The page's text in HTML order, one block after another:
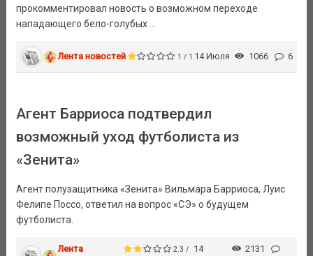
прокомментировал новость о возможном переходе
нападающего бело-голубых ...
Лента новостей 1 / 1 14 Июля 1066 6
Агент Барриоса подтвердил
возможный уход футболиста из
«Зенита»
Агент полузащитника «Зенита» Вильмара Барриоса, Луис
Фелипе Поссо, ответил на вопрос «СЭ» о будущем
футболиста.
Лента
2.3 /
14
2131